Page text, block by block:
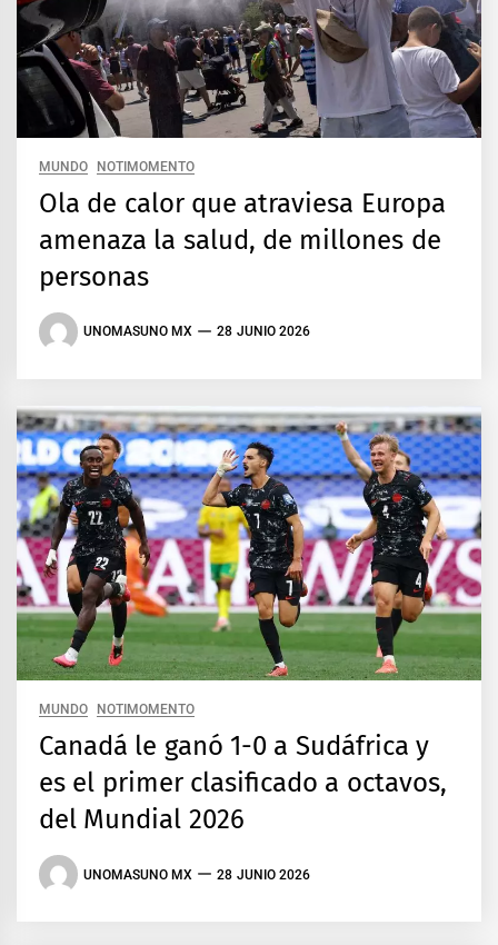
MUNDO NOTIMOMENTO
Ola de calor que atraviesa Europa
amenaza la salud, de millones de
personas
UNOMASUNO MX 28 JUNIO 2026
MUNDO NOTIMOMENTO
Canadá le ganó 1-0 a Sudáfrica y
es el primer clasificado a octavos,
del Mundial 2026
UNOMASUNO MX 28 JUNIO 2026